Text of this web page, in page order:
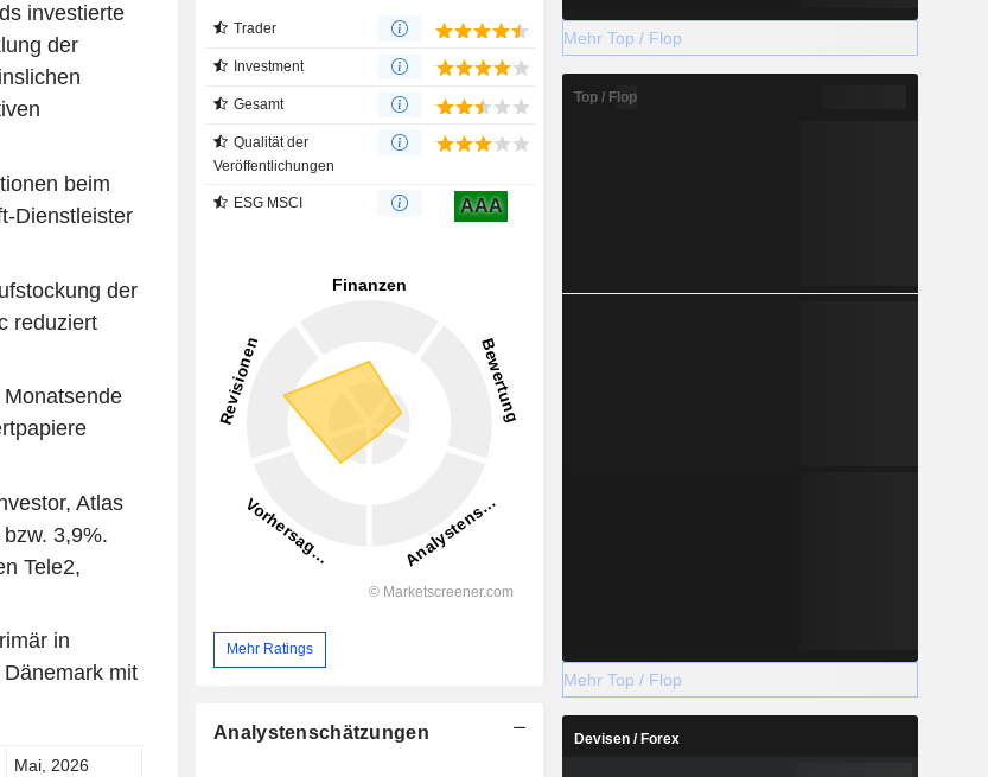
investierte
der
beim
Dienstleister
der
reduziert
Atlas
3,9%.
Tele2,
in
mit
Mai, 2026
Trader
Investment
Gesamt
Qualität der
Veröffentlichungen
ESG MSCI AAA
Mehr Ratings
Analystenschätzungen
Mehr Top / Flop
Top / Flop
Mehr Top / Flop
Devisen / Forex